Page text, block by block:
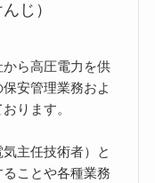
じ）
ら高圧電力を供
安管理業務およ
ります。
主任技術者）と
ことや各種業務